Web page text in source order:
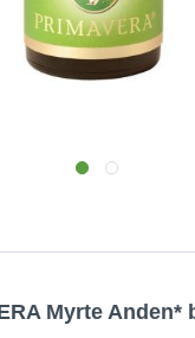
Myrte Anden*